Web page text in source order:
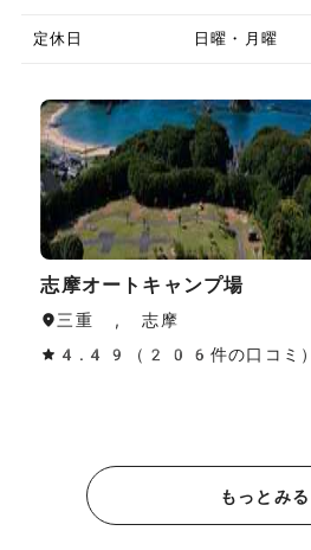
定休日 日曜・月曜
志摩オートキャンプ場
三重 , 志摩
4.49（206件の口コミ）
もっとみる